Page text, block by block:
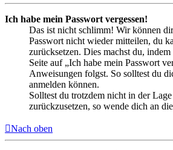
Ich habe mein Passwort vergessen!
Das ist nicht schlimm! Wir können
Passwort nicht wieder mitteilen, du
zurücksetzen. Dies machst du,
Seite auf „Ich habe mein Passwort
Anweisungen folgst. So solltest du
anmelden können.
Solltest du trotzdem nicht in der
zurückzusetzen, so wende dich an
Nach oben